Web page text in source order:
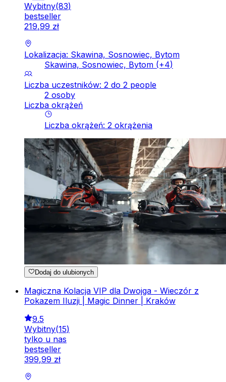
Wybitny(83)
bestseller
219,99 zł
Lokalizacja: Skawina, Sosnowiec, Bytom
Skawina, Sosnowiec, Bytom (+4)
Liczba uczestników: 2 do 2 people
2 osoby
Liczba okrążeń
Liczba okrążeń: 2 okrążenia
Dodaj do ulubionych
Magiczna Kolacja VIP dla Dwojga - Wieczór z
Pokazem Iluzji | Magic Dinner | Kraków
9.5
Wybitny(15)
tylko u nas
bestseller
399,99 zł